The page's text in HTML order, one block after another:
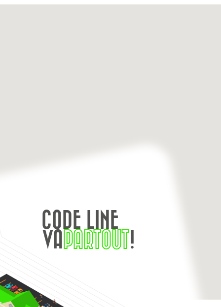
CODE LINE
VAPARTOUT!